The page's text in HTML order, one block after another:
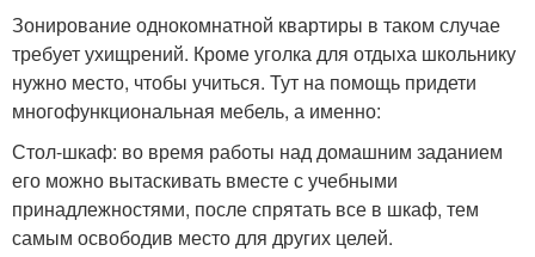
Зонирование однокомнатной квартиры в таком случае
требует ухищрений. Кроме уголка для отдыха школьнику
нужно место, чтобы учиться. Тут на помощь придети
многофункциональная мебель, а именно:
Стол-шкаф: во время работы над домашним заданием
его можно вытаскивать вместе с учебными
принадлежностями, после спрятать все в шкаф, тем
самым освободив место для других целей.